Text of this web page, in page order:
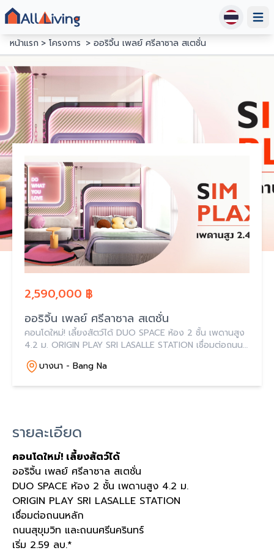
หน้าแรก
โครงการ ออริจิ้น เพลย์ ศรีลาซาล สเตชั่น
2,590,000 ฿
ออริจิ้น เพลย์ ศรีลาซาล สเตชั่น
คอนโดใหม่! เลี้ยงสัตว์ได้ DUO SPACE ห้อง 2 ชั้น เพดานสูง
4.2 ม. ORIGIN PLAY SRI LASALLE STATION เชื่อมต่อถนน
หลัก ถนนสุขุมวิท และถนนศรีนครินทร์
บางนา - Bang Na
รายละเอียด
คอนโดใหม่! เลี้ยงสัตว์ได้
ออริจิ้น เพลย์ ศรีลาซาล สเตชั่น
DUO SPACE ห้อง 2 ชั้น เพดานสูง 4.2 ม.
ORIGIN PLAY SRI LASALLE STATION
เชื่อมต่อถนนหลัก
ถนนสุขุมวิท และถนนศรีนครินทร์
เริ่ม 2.59 ลบ.*